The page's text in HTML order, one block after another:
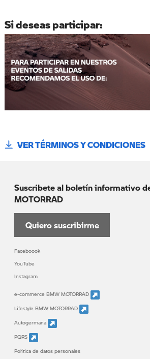
Si deseas participar:
VER TÉRMINOS Y CONDICIONES
Suscribete al boletín informativo
MOTORRAD
Quiero suscribirme
Faceboook
YouTube
Instagram
e-commerce BMW MOTORRAD
Lifestyle BMW MOTORRAD
Autogermana
PQRS
Política de datos personales